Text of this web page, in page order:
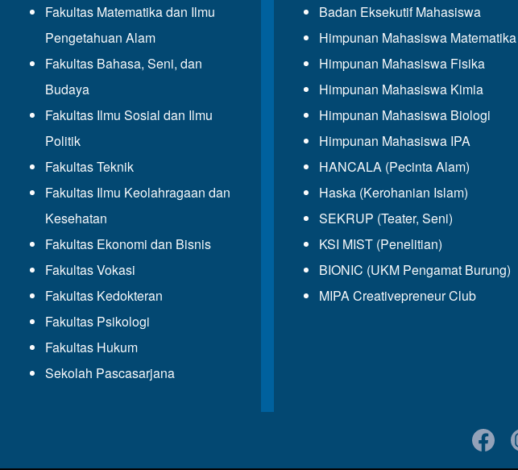
Fakultas Matematika dan Ilmu
Pengetahuan Alam
Fakultas Bahasa, Seni, dan
Budaya
Fakultas Ilmu Sosial dan Ilmu
Politik
Fakultas Teknik
Fakultas Ilmu Keolahragaan dan
Kesehatan
Fakultas Ekonomi dan Bisnis
Fakultas Vokasi
Fakultas Kedokteran
Fakultas Psikologi
Fakultas Hukum
Sekolah Pascasarjana
Badan Eksekutif Mahasiswa
Himpunan Mahasiswa Matematika
Himpunan Mahasiswa Fisika
Himpunan Mahasiswa Kimia
Himpunan Mahasiswa Biologi
Himpunan Mahasiswa IPA
HANCALA (Pecinta Alam)
Haska (Kerohanian Islam)
SEKRUP (Teater, Seni)
KSI MIST (Penelitian)
BIONIC (UKM Pengamat Burung)
MIPA Creativepreneur Club